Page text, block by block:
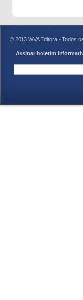
© 2013 WVA Editora - Todos
Assinar boletim